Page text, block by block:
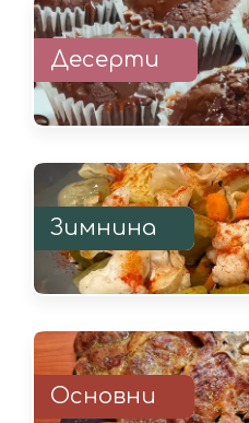
Десерти
Зимнина
Основни